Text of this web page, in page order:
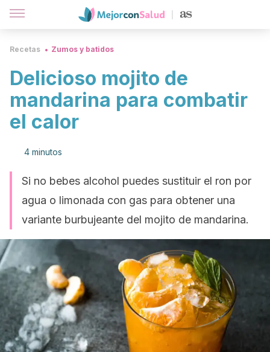
Recetas Zumos y batidos
Delicioso mojito de
mandarina para combatir
el calor
4 minutos
Si no bebes alcohol puedes sustituir el ron por
agua o limonada con gas para obtener una
variante burbujeante del mojito de mandarina.